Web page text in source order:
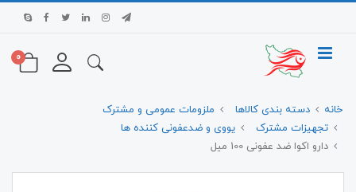
0
خانه دسته بندی کالاها
ملزومات عمومی و مشترک
تجهیزات مشترک
یووی و ضدعفونی کننده ها
دارو اکوا ضد عفونی 100 میل